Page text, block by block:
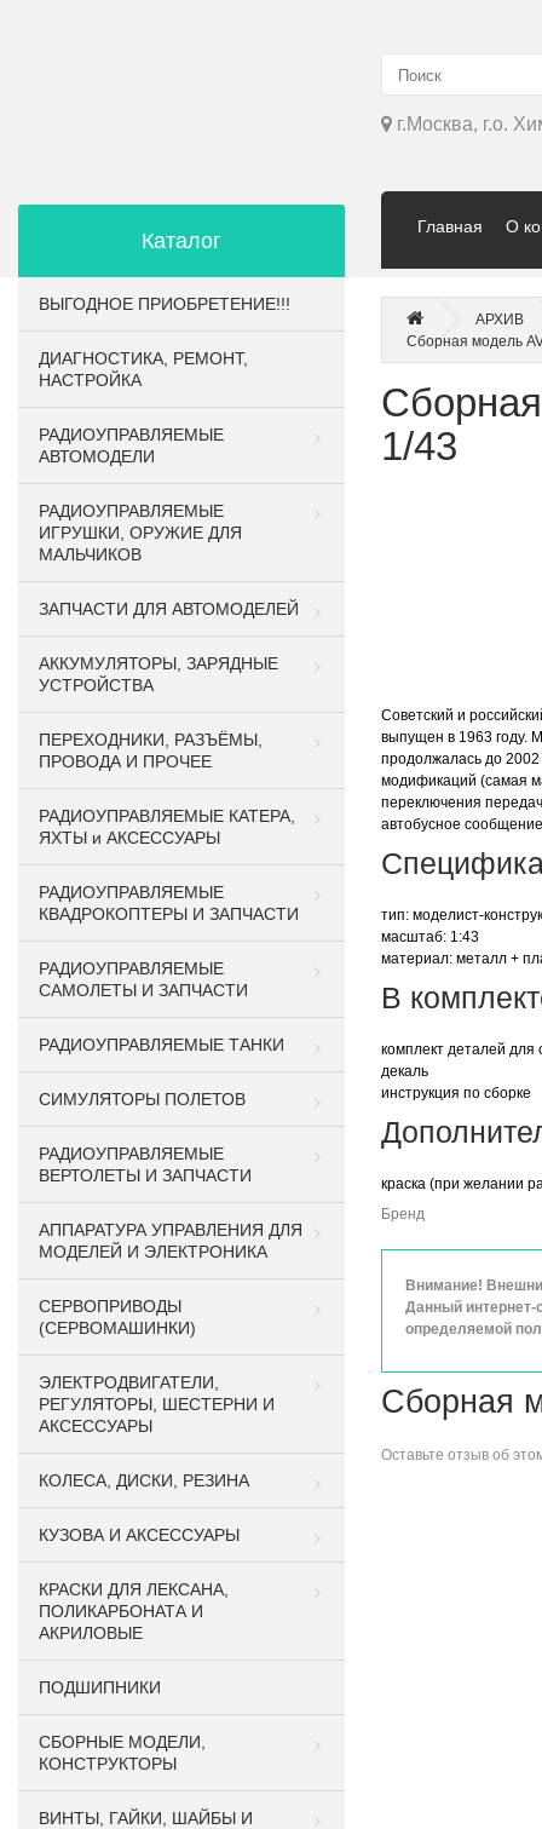
г.Москва, г.о.
Главная О
Каталог
ВЫГОДНОЕ ПРИОБРЕТЕНИЕ!!!
ДИАГНОСТИКА, РЕМОНТ,
НАСТРОЙКА
РАДИОУПРАВЛЯЕМЫЕ
АВТОМОДЕЛИ
РАДИОУПРАВЛЯЕМЫЕ
ИГРУШКИ, ОРУЖИЕ ДЛЯ
МАЛЬЧИКОВ
ЗАПЧАСТИ ДЛЯ АВТОМОДЕЛЕЙ
АККУМУЛЯТОРЫ, ЗАРЯДНЫЕ
УСТРОЙСТВА
ПЕРЕХОДНИКИ, РАЗЪЁМЫ,
ПРОВОДА И ПРОЧЕЕ
РАДИОУПРАВЛЯЕМЫЕ КАТЕРА,
ЯХТЫ и АКСЕССУАРЫ
РАДИОУПРАВЛЯЕМЫЕ
КВАДРОКОПТЕРЫ И ЗАПЧАСТИ
РАДИОУПРАВЛЯЕМЫЕ
САМОЛЕТЫ И ЗАПЧАСТИ
РАДИОУПРАВЛЯЕМЫЕ ТАНКИ
СИМУЛЯТОРЫ ПОЛЕТОВ
РАДИОУПРАВЛЯЕМЫЕ
ВЕРТОЛЕТЫ И ЗАПЧАСТИ
АППАРАТУРА УПРАВЛЕНИЯ ДЛЯ
МОДЕЛЕЙ И ЭЛЕКТРОНИКА
СЕРВОПРИВОДЫ
(СЕРВОМАШИНКИ)
ЭЛЕКТРОДВИГАТЕЛИ,
РЕГУЛЯТОРЫ, ШЕСТЕРНИ И
АКСЕССУАРЫ
КОЛЕСА, ДИСКИ, РЕЗИНА
КУЗОВА И АКСЕССУАРЫ
КРАСКИ ДЛЯ ЛЕКСАНА,
ПОЛИКАРБОНАТА И
АКРИЛОВЫЕ
ПОДШИПНИКИ
CБОРНЫЕ МОДЕЛИ,
КОНСТРУКТОРЫ
ВИНТЫ, ГАЙКИ, ШАЙБЫ И
АРХИВ
Сборная модель
1/43
Советский и
выпущен в 1963 году.
продолжалась до 2002
модификаций (самая
переключения
автобусное
тип: моделист-
масштаб: 1:43
материал: металл +
В
комплект деталей
декаль
инструкция по сборке
краска (при желании
Бренд
Внимание!
Данный интернет-
определяемой
Сборная
Оставьте отзыв об